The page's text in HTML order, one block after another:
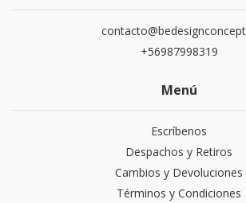
+56987998319
Menú
Escríbenos
Despachos y Retiros
Cambios y Devoluciones
Términos y Condiciones